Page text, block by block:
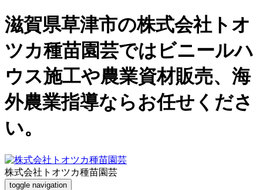
滋賀県草津市の株式会社トオ
ツカ種苗園芸ではビニールハ
ウス施工や農業資材販売、海
外農業指導ならお任せくださ
い。
株式会社トオツカ種苗園芸
toggle navigation